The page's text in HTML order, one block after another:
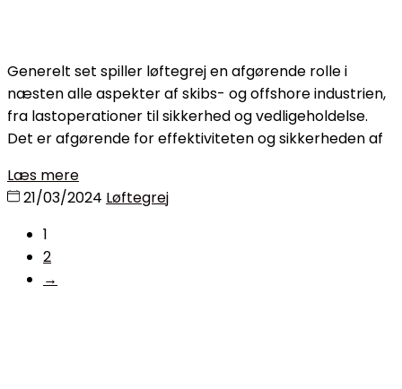
Generelt set spiller løftegrej en afgørende rolle i
næsten alle aspekter af skibs- og offshore industrien,
fra lastoperationer til sikkerhed og vedligeholdelse.
Det er afgørende for effektiviteten og sikkerheden af
Læs mere
21/03/2024 Løftegrej
1
2
→